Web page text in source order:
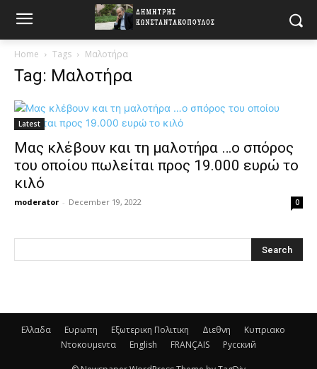
Home Tags Μαλοτήρα
Tag: Μαλοτήρα
Latest
Μας κλέβουν και τη μαλοτήρα …ο σπόρος
του οποίου πωλείται προς 19.000 ευρώ το
κιλό
moderator - December 19, 2022 0
Ελλαδα Ευρωπη Εξωτερικη Πολιτικη Διεθνη
Κυπριακο
Ντοκουμεντα
English FRANÇAIS Русский